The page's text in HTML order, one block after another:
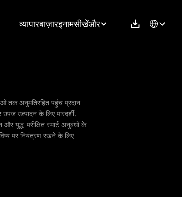
व्यापारबाज़ारइनामसीखेंऔर Select
तक अनुमतिरहित पहुंच प्रदान
उपज उत्पादन के लिए पारदर्शी,
और युद्ध-परीक्षित स्मार्ट अनुबंधों के
पर नियंत्रण रखने के लिए